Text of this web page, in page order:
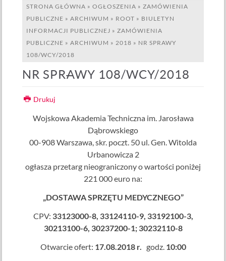
STRONA GŁÓWNA »OGŁOSZENIA »ZAMÓWIENIA
PUBLICZNE »ARCHIWUM » ROOT » BIULETYN
INFORMACJI PUBLICZNEJ »ZAMÓWIENIA
PUBLICZNE »ARCHIWUM » 2018 » NR SPRAWY
108/WCY/2018
NR SPRAWY 108/WCY/2018
Drukuj
Wojskowa Akademia Techniczna im. Jarosława
Dąbrowskiego
00-908 Warszawa, skr. poczt. 50 ul. Gen. Witolda
Urbanowicza 2
ogłasza przetarg nieograniczony o wartości poniżej
221 000 euro na:
„DOSTAWA SPRZĘTU MEDYCZNEGO”
CPV: 33123000-8, 33124110-9, 33192100-3,
30213100-6, 30237200-1; 30232110-8
Otwarcie ofert: 17.08.2018 r. godz. 10:00